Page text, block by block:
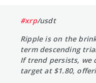
#xrp/usdt
Ripple is on the
term descending
If trend persists, we
target at $1.80,